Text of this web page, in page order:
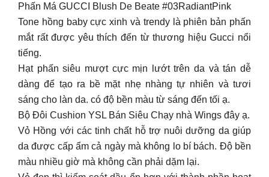
Phấn Má GUCCI Blush De Beate #03RadiantPink
Tone hồng baby cực xinh và trendy là phiên bản phấn
mắt rất được yêu thích đến từ thương hiệu Gucci nổi
tiếng.
Hạt phấn siêu mượt cực mịn lướt trên da và tán dễ
dàng để tạo ra bề mặt nhẹ nhàng tự nhiên và tươi
sáng cho làn da. có độ bền màu từ sáng đến tối ạ.
Bộ Đôi Cushion YSL Bán Siêu Chạy nhà Wings đây ạ.
Vỏ Hồng với các tinh chất hỗ trợ nuôi dưỡng da giúp
da được cấp ẩm cả ngày mà không lo bí bách. Độ bền
màu nhiều giờ mà không cần phải dặm lại.